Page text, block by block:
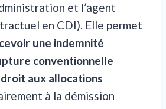
et l’agent
en CDI). Elle permet
une indemnité
conventionnelle
aux allocations
à la démission